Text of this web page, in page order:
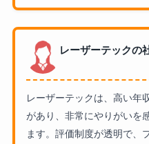
レーザーテックの
レーザーテックは、高い年
があり、非常にやりがいを
ます。評価制度が透明で、